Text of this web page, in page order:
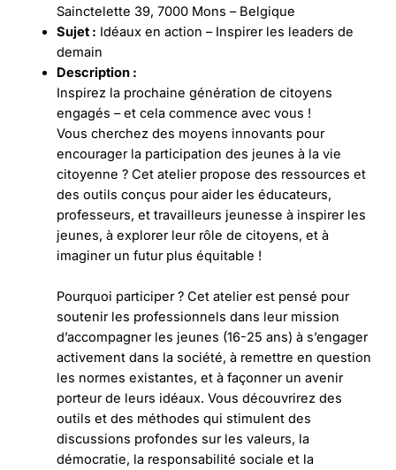
Sainctelette 39, 7000 Mons – Belgique
Sujet : Idéaux en action – Inspirer les leaders de
demain
Description :
Inspirez la prochaine génération de citoyens
engagés – et cela commence avec vous !
Vous cherchez des moyens innovants pour
encourager la participation des jeunes à la vie
citoyenne ? Cet atelier propose des ressources et
des outils conçus pour aider les éducateurs,
professeurs, et travailleurs jeunesse à inspirer les
jeunes, à explorer leur rôle de citoyens, et à
imaginer un futur plus équitable !
Pourquoi participer ? Cet atelier est pensé pour
soutenir les professionnels dans leur mission
d’accompagner les jeunes (16-25 ans) à s’engager
activement dans la société, à remettre en question
les normes existantes, et à façonner un avenir
porteur de leurs idéaux. Vous découvrirez des
outils et des méthodes qui stimulent des
discussions profondes sur les valeurs, la
démocratie, la responsabilité sociale et la